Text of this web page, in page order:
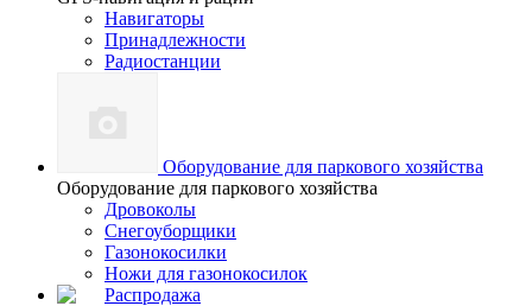
Навигаторы
Принадлежности
Радиостанции
Оборудование для паркового хозяйства
Оборудование для паркового хозяйства
Дровоколы
Снегоуборщики
Газонокосилки
Ножи для газонокосилок
Распродажа